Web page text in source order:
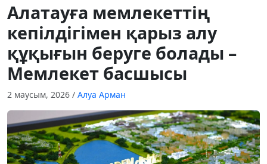
Алатауға мемлекеттің
кепілдігімен қарыз алу
құқығын беруге болады –
Мемлекет басшысы
2 маусым, 2026 / Алуа Арман